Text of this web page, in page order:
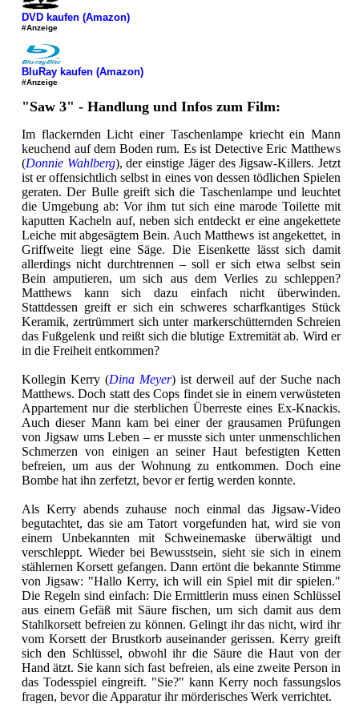
DVD kaufen (Amazon)
#Anzeige
BluRay kaufen (Amazon)
#Anzeige
"Saw 3" - Handlung und Infos zum Film:
Im flackernden Licht einer Taschenlampe kriecht ein Mann
keuchend auf dem Boden rum. Es ist Detective Eric Matthews
(Donnie Wahlberg), der einstige Jäger des Jigsaw-Killers. Jetzt
ist er offensichtlich selbst in eines von dessen tödlichen Spielen
geraten. Der Bulle greift sich die Taschenlampe und leuchtet
die Umgebung ab: Vor ihm tut sich eine marode Toilette mit
kaputten Kacheln auf, neben sich entdeckt er eine angekettete
Leiche mit abgesägtem Bein. Auch Matthews ist angekettet, in
Griffweite liegt eine Säge. Die Eisenkette lässt sich damit
allerdings nicht durchtrennen – soll er sich etwa selbst sein
Bein amputieren, um sich aus dem Verlies zu schleppen?
Matthews kann sich dazu einfach nicht überwinden.
Stattdessen greift er sich ein schweres scharfkantiges Stück
Keramik, zertrümmert sich unter markerschütternden Schreien
das Fußgelenk und reißt sich die blutige Extremität ab. Wird er
in die Freiheit entkommen?
Kollegin Kerry (Dina Meyer) ist derweil auf der Suche nach
Matthews. Doch statt des Cops findet sie in einem verwüsteten
Appartement nur die sterblichen Überreste eines Ex-Knackis.
Auch dieser Mann kam bei einer der grausamen Prüfungen
von Jigsaw ums Leben – er musste sich unter unmenschlichen
Schmerzen von einigen an seiner Haut befestigten Ketten
befreien, um aus der Wohnung zu entkommen. Doch eine
Bombe hat ihn zerfetzt, bevor er fertig werden konnte.
Als Kerry abends zuhause noch einmal das Jigsaw-Video
begutachtet, das sie am Tatort vorgefunden hat, wird sie von
einem Unbekannten mit Schweinemaske überwältigt und
verschleppt. Wieder bei Bewusstsein, sieht sie sich in einem
stählernen Korsett gefangen. Dann ertönt die bekannte Stimme
von Jigsaw: "Hallo Kerry, ich will ein Spiel mit dir spielen."
Die Regeln sind einfach: Die Ermittlerin muss einen Schlüssel
aus einem Gefäß mit Säure fischen, um sich damit aus dem
Stahlkorsett befreien zu können. Gelingt ihr das nicht, wird ihr
vom Korsett der Brustkorb auseinander gerissen. Kerry greift
sich den Schlüssel, obwohl ihr die Säure die Haut von der
Hand ätzt. Sie kann sich fast befreien, als eine zweite Person in
das Todesspiel eingreift. "Sie?" kann Kerry noch fassungslos
fragen, bevor die Apparatur ihr mörderisches Werk verrichtet.